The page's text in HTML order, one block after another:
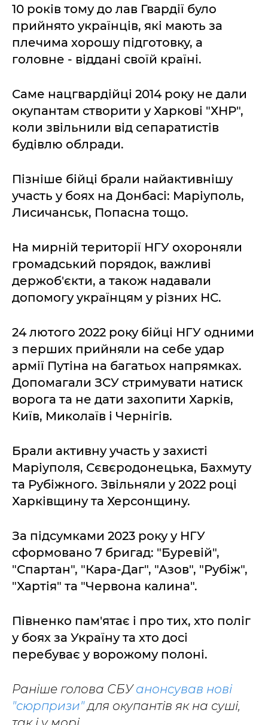
10 років тому до лав Гвардії було
прийнято українців, які мають за
плечима хорошу підготовку, а
головне - віддані своїй країні.
Саме нацгвардійці 2014 року не дали
окупантам створити у Харкові "ХНР",
коли звільнили від сепаратистів
будівлю облради.
Пізніше бійці брали найактивнішу
участь у боях на Донбасі: Маріуполь,
Лисичанськ, Попасна тощо.
На мирній території НГУ охороняли
громадський порядок, важливі
держоб'єкти, а також надавали
допомогу українцям у різних НС.
24 лютого 2022 року бійці НГУ одними
з перших прийняли на себе удар
армії Путіна на багатьох напрямках.
Допомагали ЗСУ стримувати натиск
ворога та не дати захопити Харків,
Київ, Миколаїв і Чернігів.
Брали активну участь у захисті
Маріуполя, Сєвєродонецька, Бахмуту
та Рубіжного. Звільняли у 2022 році
Харківщину та Херсонщину.
За підсумками 2023 року у НГУ
сформовано 7 бригад: "Буревій",
"Спартан", "Кара-Даг", "Азов", "Рубіж",
"Хартія" та "Червона калина".
Півненко пам'ятає і про тих, хто поліг
у боях за Україну та хто досі
перебуває у ворожому полоні.
Раніше голова СБУанонсував нові
"сюрпризи"для окупантів як на суші,